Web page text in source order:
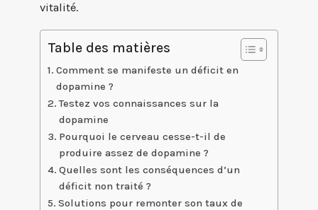
vitalité.
Table des matières
Comment se manifeste un déficit en
dopamine ?
Testez vos connaissances sur la
dopamine
Pourquoi le cerveau cesse-t-il de
produire assez de dopamine ?
Quelles sont les conséquences d’un
déficit non traité ?
Solutions pour remonter son taux de